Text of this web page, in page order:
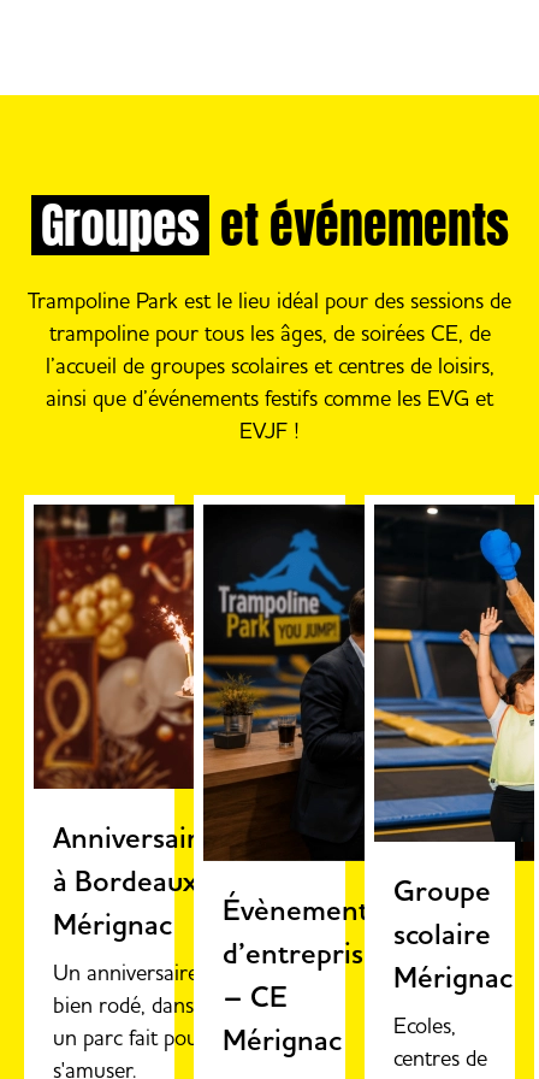
Groupeset événements
Trampoline Park est le lieu idéal pour des sessions de
trampoline pour tous les âges, de soirées CE, de
l’accueil de groupes scolaires et centres de loisirs,
ainsi que d’événements festifs comme les EVG et
EVJF !
Anniversaire
à Bordeaux
Mérignac
Un anniversaire
bien rodé, dans
un parc fait pour
s'amuser.
Évènements
d’entreprise
– CE
Mérignac
Groupe
scolaire
Mérignac
Ecoles,
centres de